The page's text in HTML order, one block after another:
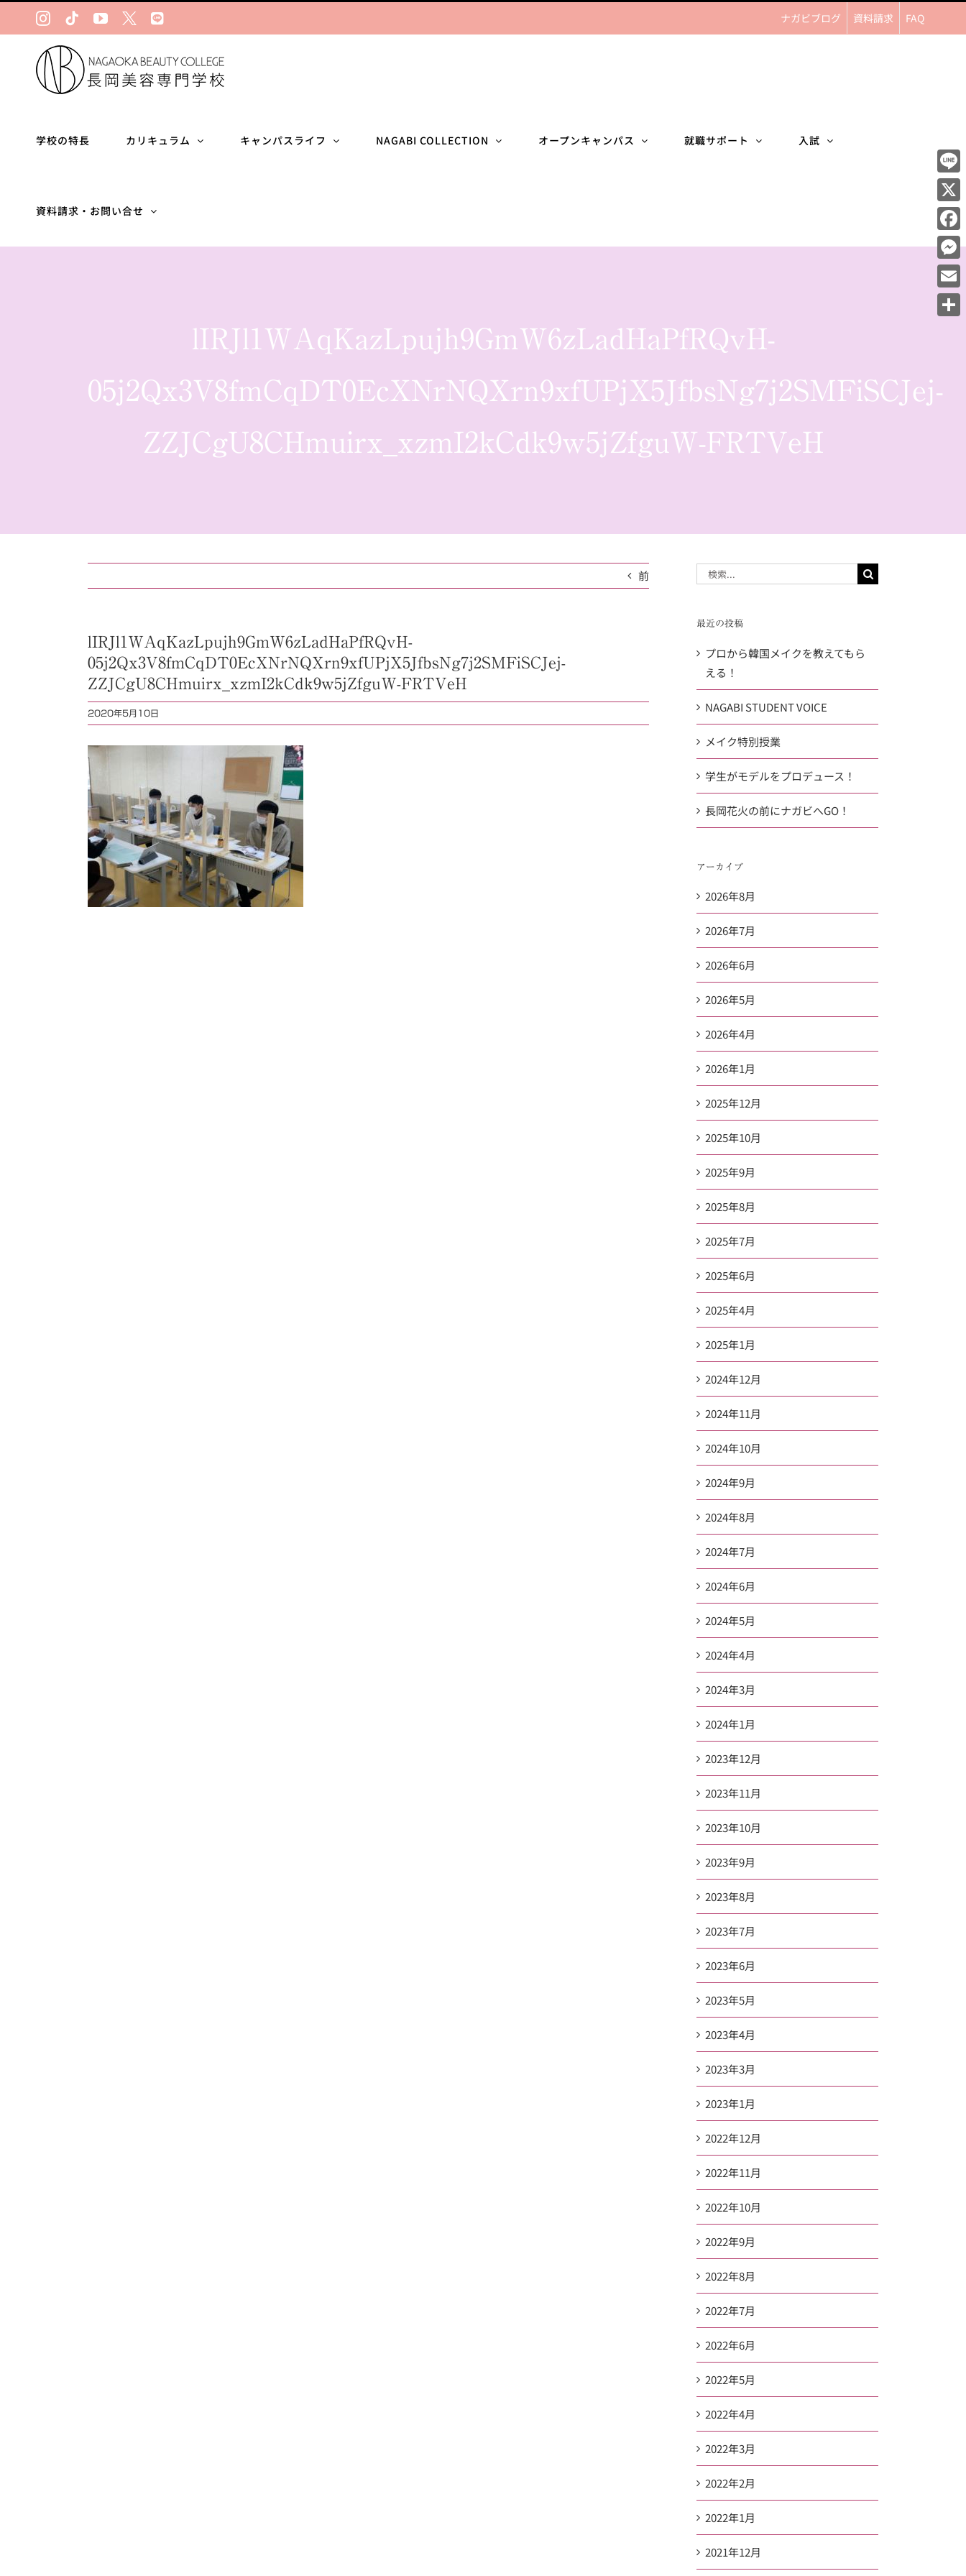
Instagram
TiktokYouTube
Ｘ LINE ナガビブログ 資料請求 FAQ
学校の特長 カリキュラム キャンパスライフ NAGABI COLLECTION オープンキャンパス 就職サポート 入試
資料請求・お問い合せ
lIRJl1WAqKazLpujh9GmW6zLadHaPfRQvH-
05j2Qx3V8fmCqDT0EcXNrNQXrn9xfUPjX5JfbsNg7j2SMFiSCJej-
ZZJCgU8CHmuirx_xzmI2kCdk9w5jZfguW-FRTVeH
前
lIRJl1WAqKazLpujh9GmW6zLadHaPfRQvH-
05j2Qx3V8fmCqDT0EcXNrNQXrn9xfUPjX5JfbsNg7j2SMFiSCJej-
ZZJCgU8CHmuirx_xzmI2kCdk9w5jZfguW-FRTVeH
2020年5月10日
最近の投稿
プロから韓国メイクを教えてもら
える！
NAGABI STUDENT VOICE
メイク特別授業
学生がモデルをプロデュース！
長岡花火の前にナガビへGO！
アーカイブ
2026年8月
2026年7月
2026年6月
2026年5月
2026年4月
2026年1月
2025年12月
2025年10月
2025年9月
2025年8月
2025年7月
2025年6月
2025年4月
2025年1月
2024年12月
2024年11月
2024年10月
2024年9月
2024年8月
2024年7月
2024年6月
2024年5月
2024年4月
2024年3月
2024年1月
2023年12月
2023年11月
2023年10月
2023年9月
2023年8月
2023年7月
2023年6月
2023年5月
2023年4月
2023年3月
2023年1月
2022年12月
2022年11月
2022年10月
2022年9月
2022年8月
2022年7月
2022年6月
2022年5月
2022年4月
2022年3月
2022年2月
2022年1月
2021年12月
Line
X
Email